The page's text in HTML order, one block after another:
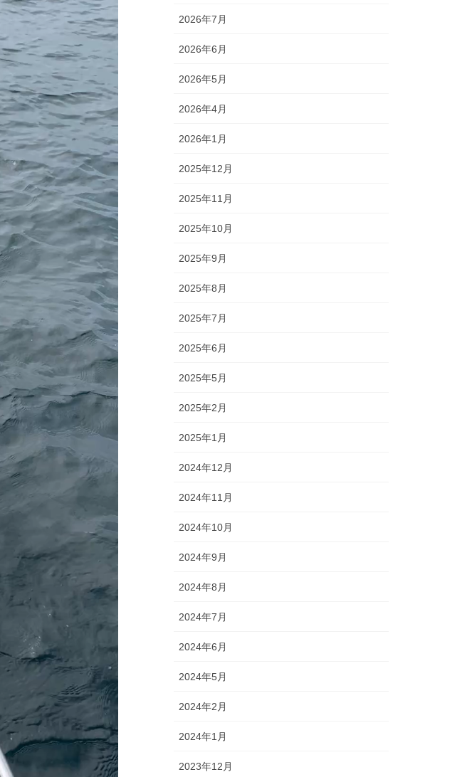
2026年7月
2026年6月
2026年5月
2026年4月
2026年1月
2025年12月
2025年11月
2025年10月
2025年9月
2025年8月
2025年7月
2025年6月
2025年5月
2025年2月
2025年1月
2024年12月
2024年11月
2024年10月
2024年9月
2024年8月
2024年7月
2024年6月
2024年5月
2024年2月
2024年1月
2023年12月